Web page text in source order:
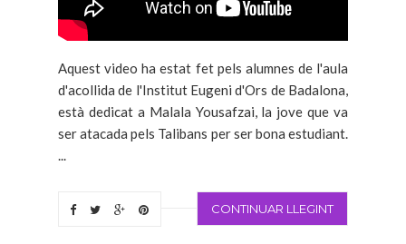
Aquest video ha estat fet pels alumnes de l'aula
d'acollida de l'Institut Eugeni d'Ors de Badalona,
està dedicat a Malala Yousafzai, la jove que va
ser atacada pels Talibans per ser bona estudiant.
CONTINUAR LLEGINT